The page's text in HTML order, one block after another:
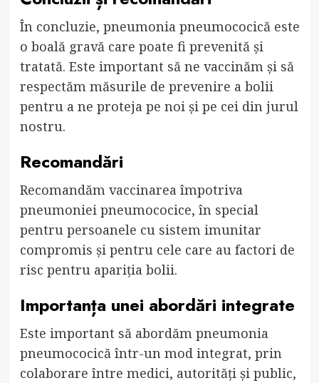
În concluzie, pneumonia pneumococică este
o boală gravă care poate fi prevenită și
tratată. Este important să ne vaccinăm și să
respectăm măsurile de prevenire a bolii
pentru a ne proteja pe noi și pe cei din jurul
nostru.
Recomandări
Recomandăm vaccinarea împotriva
pneumoniei pneumococice, în special
pentru persoanele cu sistem imunitar
compromis și pentru cele care au factori de
risc pentru apariția bolii.
Importanța unei abordări integrate
Este important să abordăm pneumonia
pneumococică într-un mod integrat, prin
colaborare între medici, autorități și public,